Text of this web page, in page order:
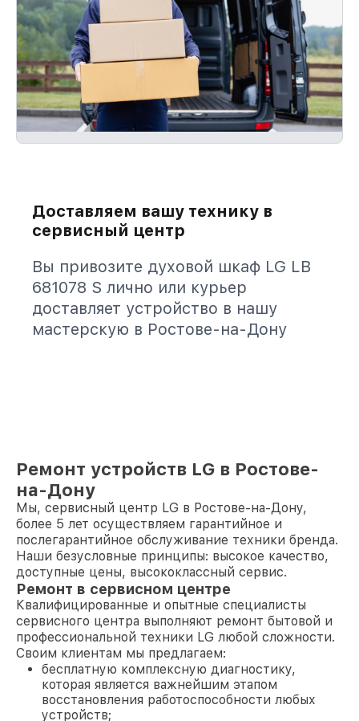
Доставляем вашу технику в
сервисный центр
Вы привозите духовой шкаф LG LB
681078 S лично или курьер
доставляет устройство в нашу
мастерскую в Ростове-на-Дону
Ремонт устройств LG в Ростове-
на-Дону
Мы, сервисный центр LG в Ростове-на-Дону,
более 5 лет осуществляем гарантийное и
послегарантийное обслуживание техники бренда.
Наши безусловные принципы: высокое качество,
доступные цены, высококлассный сервис.
Ремонт в сервисном центре
Квалифицированные и опытные специалисты
сервисного центра выполняют ремонт бытовой и
профессиональной техники LG любой сложности.
Своим клиентам мы предлагаем:
бесплатную комплексную диагностику,
которая является важнейшим этапом
восстановления работоспособности любых
устройств;